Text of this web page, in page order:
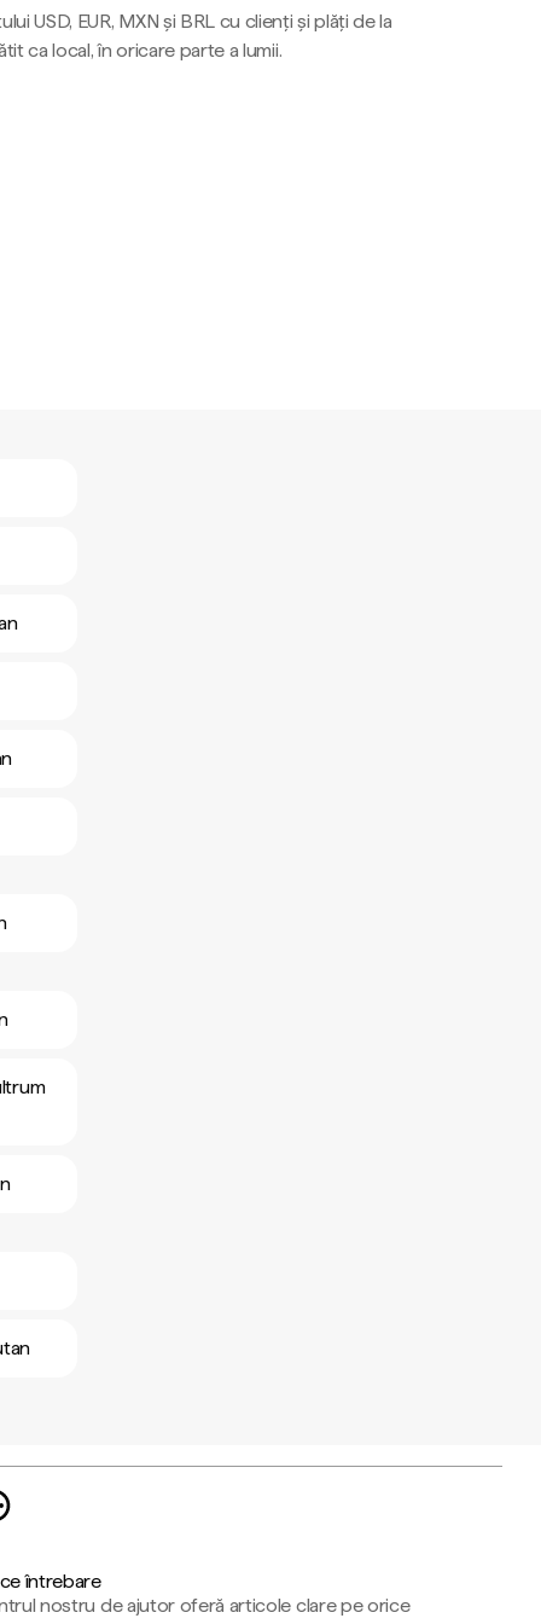
USD, EUR, MXN și BRL cu clienți și plăți de la
ca local, în oricare parte a lumii.
întrebare
nostru de ajutor oferă articole clare pe orice